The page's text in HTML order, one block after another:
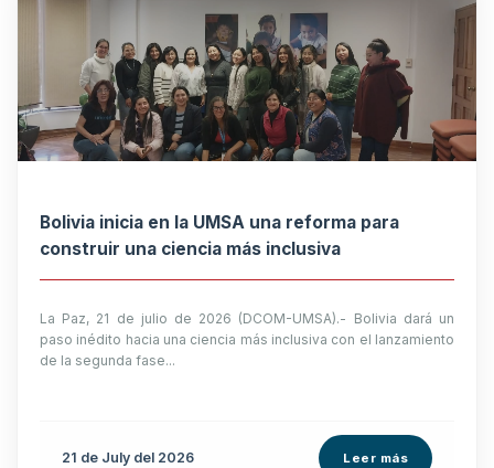
Bolivia inicia en la UMSA una reforma para
construir una ciencia más inclusiva
La Paz, 21 de julio de 2026 (DCOM-UMSA).- Bolivia dará un
paso inédito hacia una ciencia más inclusiva con el lanzamiento
de la segunda fase...
21 de July del 2026 Leer más